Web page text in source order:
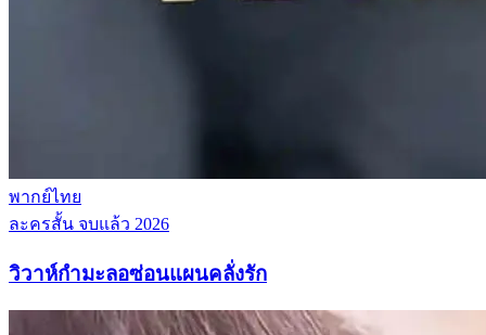
พากย์ไทย
ละครสั้น จบแล้ว 2026
วิวาห์กำมะลอซ่อนแผนคลั่งรัก